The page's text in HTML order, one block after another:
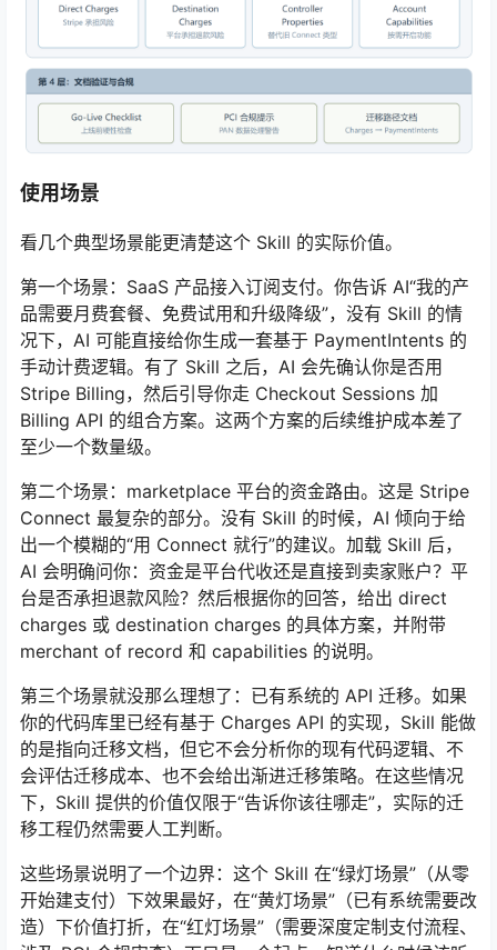
使用场景
看几个典型场景能更清楚这个 Skill 的实际价值。
第一个场景：SaaS 产品接入订阅支付。你告诉 AI“我的产
品需要月费套餐、免费试用和升级降级”，没有 Skill 的情
况下，AI 可能直接给你生成一套基于 PaymentIntents 的
手动计费逻辑。有了 Skill 之后，AI 会先确认你是否用
Stripe Billing，然后引导你走 Checkout Sessions 加
Billing API 的组合方案。这两个方案的后续维护成本差了
至少一个数量级。
第二个场景：marketplace 平台的资金路由。这是 Stripe
Connect 最复杂的部分。没有 Skill 的时候，AI 倾向于给
出一个模糊的“用 Connect 就行”的建议。加载 Skill 后，
AI 会明确问你：资金是平台代收还是直接到卖家账户？平
台是否承担退款风险？然后根据你的回答，给出 direct
charges 或 destination charges 的具体方案，并附带
merchant of record 和 capabilities 的说明。
第三个场景就没那么理想了：已有系统的 API 迁移。如果
你的代码库里已经有基于 Charges API 的实现，Skill 能做
的是指向迁移文档，但它不会分析你的现有代码逻辑、不
会评估迁移成本、也不会给出渐进迁移策略。在这些情况
下，Skill 提供的价值仅限于“告诉你该往哪走”，实际的迁
移工程仍然需要人工判断。
这些场景说明了一个边界：这个 Skill 在“绿灯场景”（从零
开始建支付）下效果最好，在“黄灯场景”（已有系统需要改
造）下价值打折，在“红灯场景”（需要深度定制支付流程、